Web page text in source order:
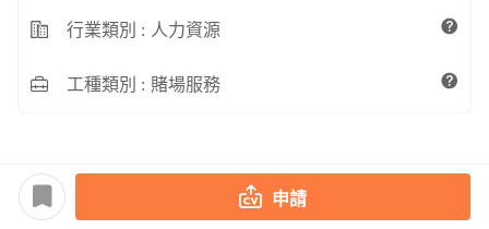
行業類別 : 人力資源
工種類別 : 賭場服務
申請